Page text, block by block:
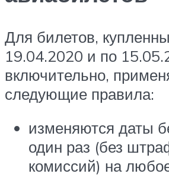
Для билетов,
19.04.2020 и по
включительно,
следующие правила:
изменяются даты
один раз (без
комиссий) на